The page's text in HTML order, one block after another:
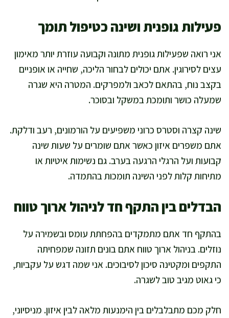
פעילות גופנית ושינה כטיפול תומך
אני רואה שפעילות גופנית מתונה וקבועה עוזרת יותר מאימון
עצים לסירוגין. אתם יכולים לבחור הליכה, שחייה או אופניים
בקצב נוח, בהתאם לכאב ולמפרקים. המטרה היא שגרה
שמעלה כושר ותומכת במשקל ובסוכר.
שינה קצרה וסטרס כרוני משפיעים על הורמונים, רעב ודלקת.
אתם משפרים איזון כאשר אתם שומרים על שעות שינה
קבועות ועל הרגלי הרגעה בערב. גם נשימות איטיות או
מתיחות קלות לפני השינה תומכות בהתמדה.
הבדלים בין התקף חד לניהול ארוך טווח
בהתקף חד אתם מתמקדים בהפחתת עומס ובשמירה על
נוזלים. בניהול ארוך טווח אתם בונים תזונה שמפחיתה
התקפים ומקטינה סיכון לסיבוכים. אני שמה דגש על עקביות,
כי גאוט מגיב טוב לשגרה.
חלק מכם מתבלבלים בין הימנעות מלאה לבין איזון. מניסיוני,